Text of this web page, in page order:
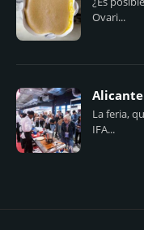
Ovari...
Alicante
La feria,
IFA...